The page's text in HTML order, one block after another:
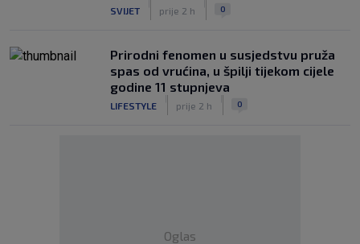
SVIJET prije 2 h 0
Prirodni fenomen u susjedstvu pruža
spas od vrućina, u špilji tijekom cijele
godine 11 stupnjeva
LIFESTYLE prije 2 h 0
Oglas